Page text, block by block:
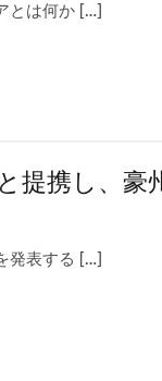
とは何か […]
提携し、豪
発表する […]